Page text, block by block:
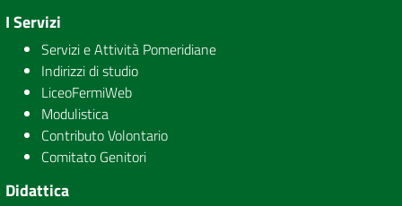
I Servizi
Servizi e Attività Pomeridiane
Indirizzi di studio
LiceoFermiWeb
Modulistica
Contributo Volontario
Comitato Genitori
Didattica